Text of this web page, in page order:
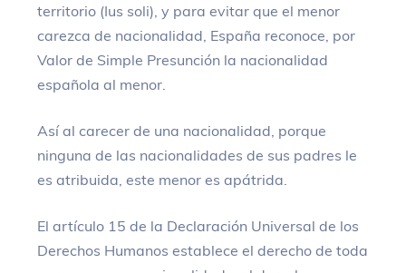
territorio (Ius soli), y para evitar que el menor
carezca de nacionalidad, España reconoce, por
Valor de Simple Presunción la nacionalidad
española al menor.
Así al carecer de una nacionalidad, porque
ninguna de las nacionalidades de sus padres le
es atribuida, este menor es apátrida.
El artículo 15 de la Declaración Universal de los
Derechos Humanos establece el derecho de toda